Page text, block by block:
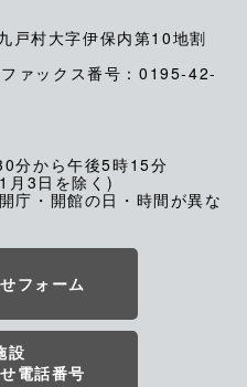
村大字伊保内第10地割
ァックス番号：0195-42-
分から午後5時15分
月3日を除く)
庁・開館の日・時間が異な
フォーム
設
電話番号